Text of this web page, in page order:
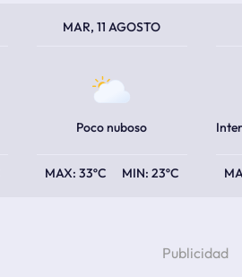
MAR, 11 AGOSTO
Poco nuboso
33ºC 23ºC